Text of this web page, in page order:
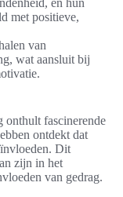
en hun
met positieve,
van
wat aansluit bij
onthult fascinerende
ontdekt dat
Dit
zijn in het
van gedrag.